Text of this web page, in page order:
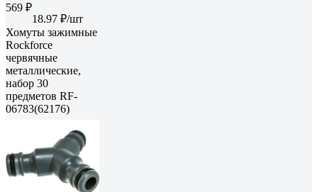
569 ₽
18.97 ₽/шт
Хомуты зажимные
Rockforce
червячные
металлические,
набор 30
предметов RF-
06783(62176)